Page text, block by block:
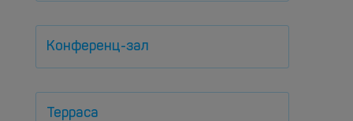
Конференц-зал
Терраса